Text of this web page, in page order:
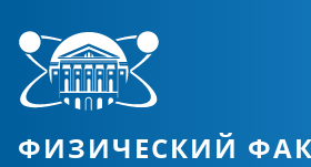
ФИЗИЧЕСКИЙ